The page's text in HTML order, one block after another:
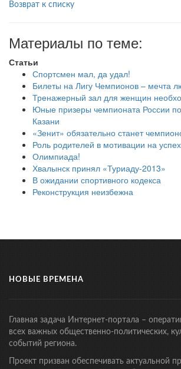
Возврат к списку
Материалы по теме:
Статьи
Спортсмен мал, да удал!
Билеты на Лигу Чемпионов – мечта
Тренажерный зал для женщин
Юные призеры чемпионата России
Казани
«Зенит» обязательно станет
Роль родителей в мотивации на
Олимпиада!
Хвалынск принял «Туриаду-2013»
В ожидании спортивного кодекса
Реконструкция неизбежна
НОВЫЕ ВРЕМЕНА
Главная задача Интернет-портала –
всех важных общественно-политических,
событий региона.
Проект призван обеспечивать актуальной